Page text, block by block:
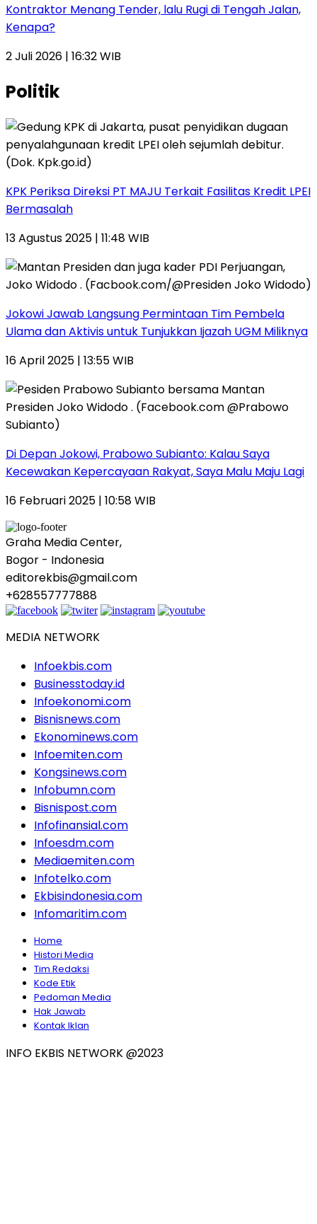
Kontraktor Menang Tender, lalu Rugi di Tengah Jalan,
Kenapa?
2 Juli 2026 | 16:32 WIB
Politik
KPK Periksa Direksi PT MAJU Terkait Fasilitas Kredit LPEI
Bermasalah
13 Agustus 2025 | 11:48 WIB
Jokowi Jawab Langsung Permintaan Tim Pembela
Ulama dan Aktivis untuk Tunjukkan Ijazah UGM Miliknya
16 April 2025 | 13:55 WIB
Di Depan Jokowi, Prabowo Subianto: Kalau Saya
Kecewakan Kepercayaan Rakyat, Saya Malu Maju Lagi
16 Februari 2025 | 10:58 WIB
Graha Media Center,
Bogor - Indonesia
editorekbis@gmail.com
+628557777888
MEDIA NETWORK
Infoekbis.com
Businesstoday.id
Infoekonomi.com
Bisnisnews.com
Ekonominews.com
Infoemiten.com
Kongsinews.com
Infobumn.com
Bisnispost.com
Infofinansial.com
Infoesdm.com
Mediaemiten.com
Infotelko.com
Ekbisindonesia.com
Infomaritim.com
Home
Histori Media
Tim Redaksi
Kode Etik
Pedoman Media
Hak Jawab
Kontak Iklan
INFO EKBIS NETWORK @2023